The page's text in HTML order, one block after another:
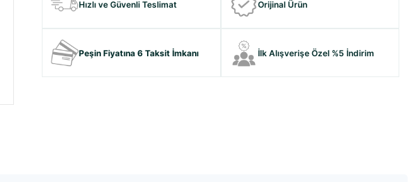
Hızlı ve Güvenli Teslimat Orijinal Ürün
Peşin Fiyatına 6 Taksit İmkanı İlk Alışverişe Özel %5 İndirim